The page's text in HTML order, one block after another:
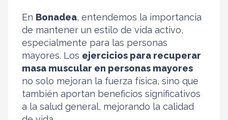
En Bonadea, entendemos la importancia
de mantener un estilo de vida activo,
especialmente para las personas
mayores. Los ejercicios para recuperar
masa muscular en personas mayores
no solo mejoran la fuerza física, sino que
también aportan beneficios significativos
a la salud general, mejorando la calidad